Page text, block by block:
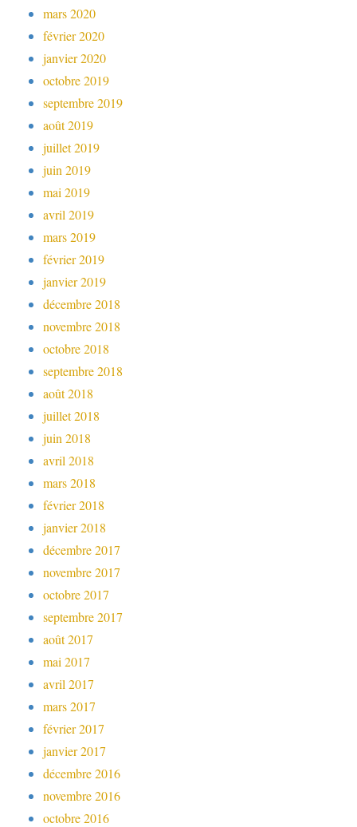
mars 2020
février 2020
janvier 2020
octobre 2019
septembre 2019
août 2019
juillet 2019
juin 2019
mai 2019
avril 2019
mars 2019
février 2019
janvier 2019
décembre 2018
novembre 2018
octobre 2018
septembre 2018
août 2018
juillet 2018
juin 2018
avril 2018
mars 2018
février 2018
janvier 2018
décembre 2017
novembre 2017
octobre 2017
septembre 2017
août 2017
mai 2017
avril 2017
mars 2017
février 2017
janvier 2017
décembre 2016
novembre 2016
octobre 2016